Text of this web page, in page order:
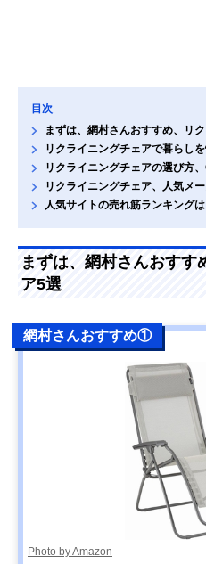
目次
まずは、網村さんおすすめ、リ
リクライニングチェアで暮らし
リクライニングチェアの選び方
リクライニングチェア、人気メ
人気サイトの売れ筋ランキング
まずは、網村さんおすす
ア5選
網村さんおすすめ①
Photo by Amazon